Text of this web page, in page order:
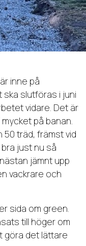
inne på
slutföras i juni
vidare. Det är
på banan.
50 träd, främst vid
just nu så
jämnt upp
vackrare och
sida om green.
till höger om
göra det lättare